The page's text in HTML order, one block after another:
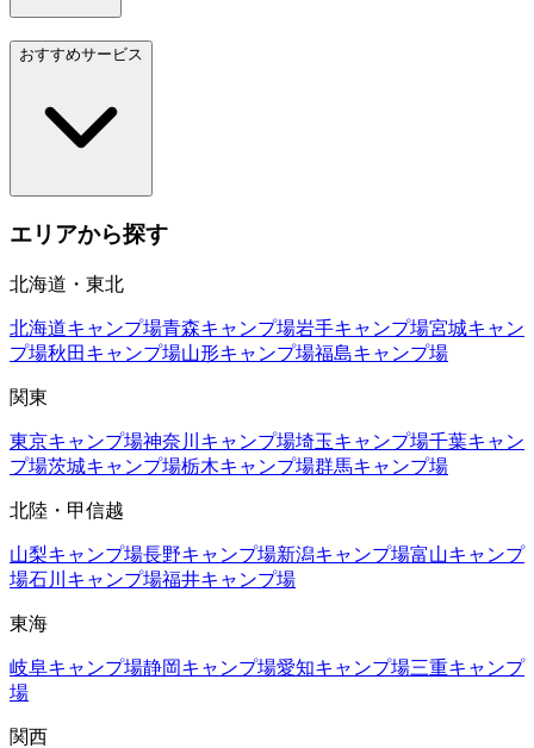
おすすめサービス
エリアから探す
北海道・東北
北海道キャンプ場青森キャンプ場岩手キャンプ場宮城キャン
プ場秋田 キャンプ場山形キャンプ場福島キャンプ場
関東
東京キャンプ場神奈川 キャンプ場埼玉キャンプ場千葉キャン
プ場茨城キャンプ場栃木キャンプ場群馬キャンプ場
北陸・甲信越
山梨キャンプ場長野キャンプ場新潟キャンプ場富山キャンプ
場石川 キャンプ場福井キャンプ場
東海
岐阜キャンプ場静岡キャンプ場愛知キャンプ場三重キャンプ
場
関西